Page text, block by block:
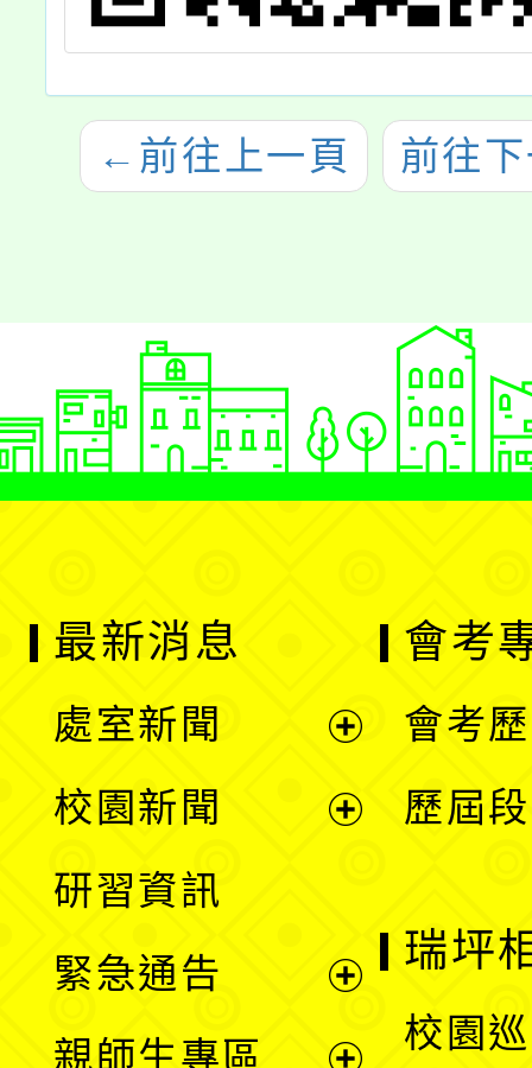
← 前往上一頁 前往
最新消息
處室新聞
單
校園新聞
選
研習資訊
緊急通告
親師生專區
會考
會考
歷屆
瑞坪
校園